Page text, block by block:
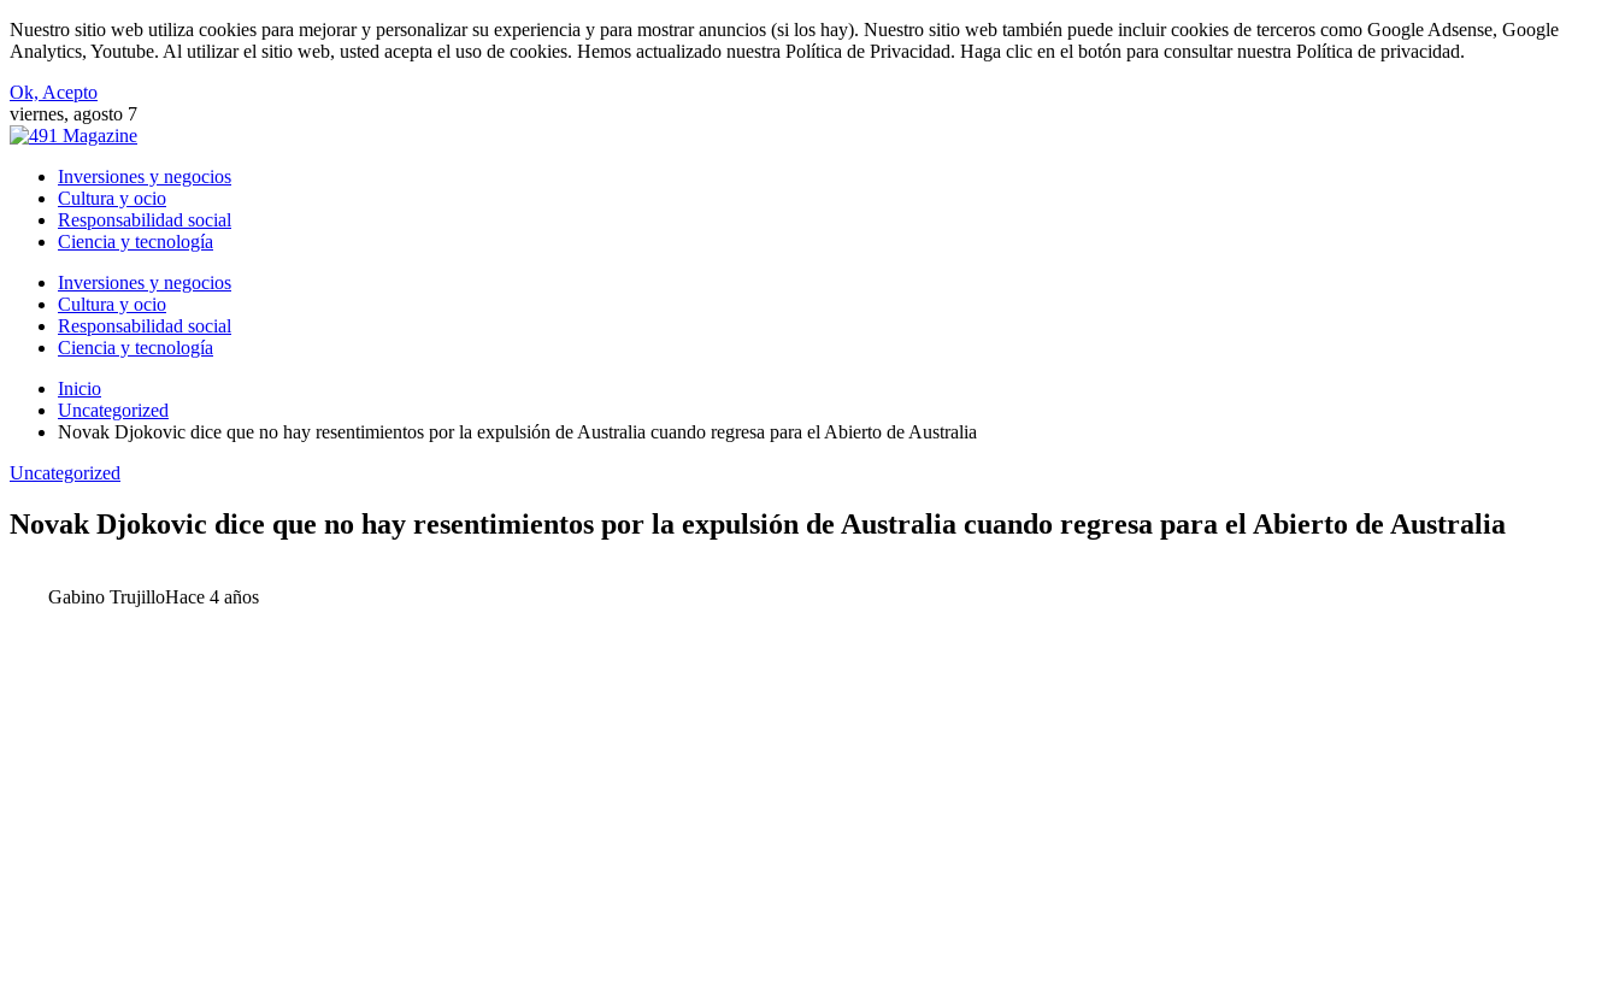
Nuestro sitio web utiliza cookies para mejorar y personalizar su experiencia y para mostrar anuncios (si los hay). Nuestro sitio web también puede incluir cookies de terceros como Google Adsense, Google
Analytics, Youtube. Al utilizar el sitio web, usted acepta el uso de cookies. Hemos actualizado nuestra Política de Privacidad. Haga clic en el botón para consultar nuestra Política de privacidad.
Ok, Acepto
viernes, agosto 7
Inversiones y negocios
Cultura y ocio
Responsabilidad social
Ciencia y tecnología
Inversiones y negocios
Cultura y ocio
Responsabilidad social
Ciencia y tecnología
Inicio
Uncategorized
Novak Djokovic dice que no hay resentimientos por la expulsión de Australia cuando regresa para el Abierto de Australia
Uncategorized
Novak Djokovic dice que no hay resentimientos por la expulsión de Australia cuando regresa para el Abierto de Australia
Gabino TrujilloHace 4 años